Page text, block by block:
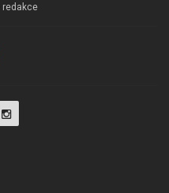
redakce